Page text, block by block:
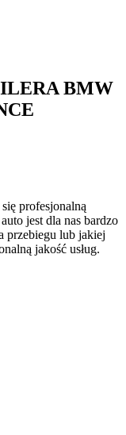
BMW
profesjonalną
jest dla nas bardzo
przebiegu lub jakiej
jakość usług.